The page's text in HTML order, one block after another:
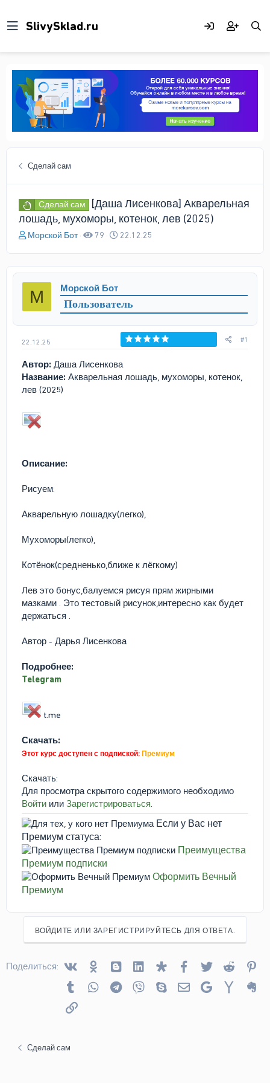
Сделай сам
Сделай сам
[Даша Лисенкова] Акварельная
лошадь, мухоморы, котенок, лев (2025)
А
о
р
е
ы
Морской Бот 79
Д
а
ч
а
л
22.12.25
М Морской Бот
Пользователь
22.12.25
Голосов: 0
#1
Автор: Даша Лисенкова
Название: Акварельная лошадь, мухоморы, котенок,
лев (2025)
Описание:
Рисуем:
Акварельную лошадку(легко),
Мухоморы(легко),
Котёнок(средненько,ближе к лёгкому)
Лев это бонус,балуемся рисуя прям жирными
мазками . Это тестовый рисунок,интересно как будет
держаться .
Автор - Дарья Лисенкова
Подробнее:
Telegram
t.me
Скачать:
Этот курс доступен с подпиской: Премиум
Скачать:
Для просмотра скрытого содержимого необходимо
Войти или Зарегистрироваться
Если у Вас нет
Премиум статуса:
Преимущества
Премиум подписки
Оформить Вечный
Премиум
ВОЙДИТЕ ИЛИ ЗАРЕГИСТРИРУЙТЕСЬ ДЛЯ ОТВЕТА.
Поделиться: VkontakteOdnoklassniki
Blogger Linked InDiasporaFacebook
TwitterReddit
Tumblr WhatsAppTelegram
Viber SkypeЭлектронная почта
Google Yahoo
Ссылка
Сделай сам